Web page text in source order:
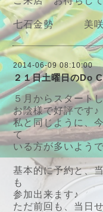
七石金勢 美咲
2014-06-09 08:10:00
２１日土曜日のDo
５月からスター
お陰様で好評です♪
私と同じように、
て
いる方が多いよう
基本的に予約と、
も
参加出来ます♪
ただ前回も、当日